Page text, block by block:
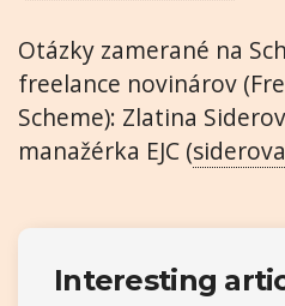
Otázky zamerané na
freelance novinárov
Scheme): Zlatina
manažérka EJC (
Interesting